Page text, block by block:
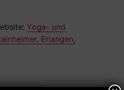
Yoga- und
Erlangen,